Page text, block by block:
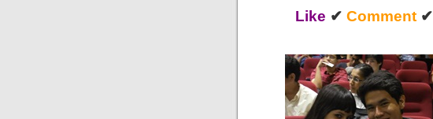
Like ✔ Comment✔